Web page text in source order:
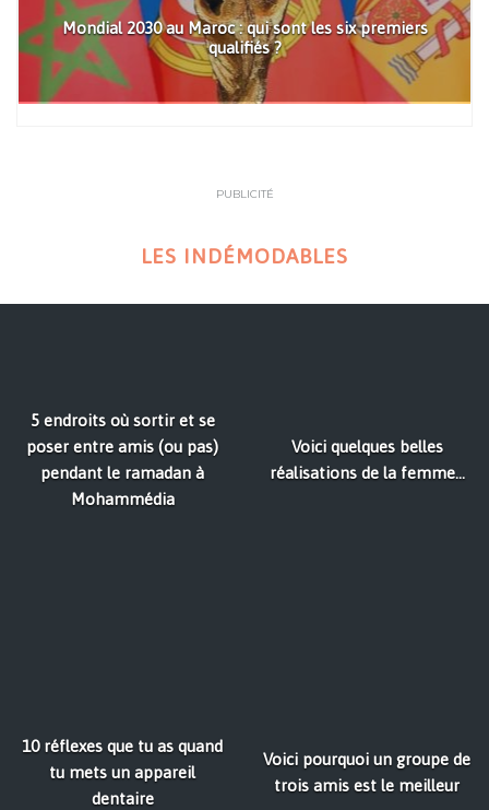
Mondial 2030 au Maroc : qui sont les six premiers
qualifiés ?
PUBLICITÉ
LES INDÉMODABLES
5 endroits où sortir et se
poser entre amis (ou pas)
pendant le ramadan à
Mohammédia
Voici quelques belles
réalisations de la femme...
10 réflexes que tu as quand
tu mets un appareil
dentaire
Voici pourquoi un groupe de
trois amis est le meilleur